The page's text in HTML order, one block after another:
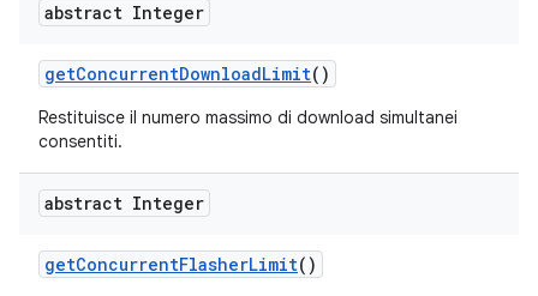
abstract Integer
getConcurrentDownloadLimit()
Restituisce il numero massimo di download simultanei
consentiti.
abstract Integer
getConcurrentFlasherLimit()